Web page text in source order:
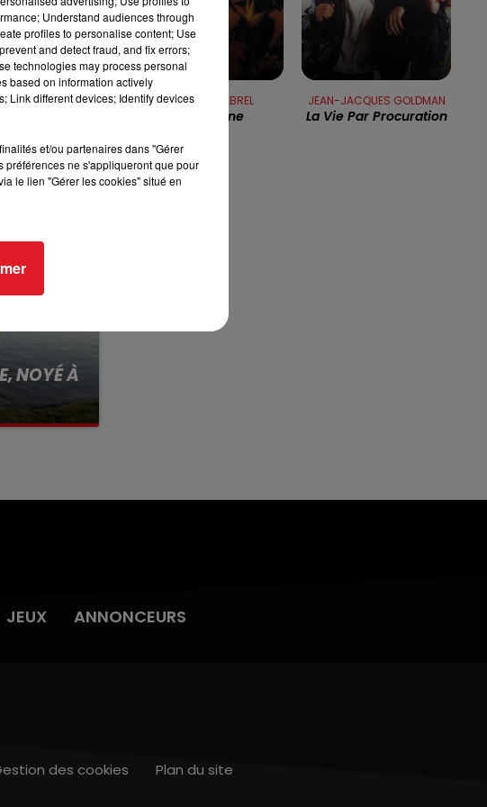
13h00 - 16h00
LES APRÈS-MIDI QUI CHANTENT
au
dans un
NOYÉ À
FRANCIS CABREL
Sarbacane
JEAN-JACQUES GOLDMAN
La Vie Par Procuration
JEUX ANNONCEURS
des cookies Plan du site
Understand audiences through
profiles to personalise content; Use
and detect fraud, and fix errors;
technologies may process personal
based on information actively
Link different devices; Identify devices
et/ou partenaires dans "Gérer
préférences ne s'appliqueront que pour
le lien "Gérer les cookies" situé en